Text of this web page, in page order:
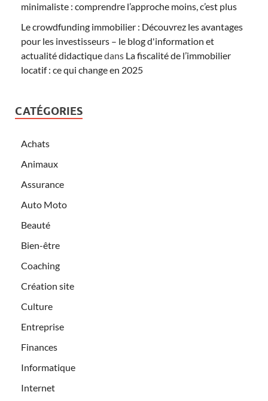
minimaliste : comprendre l’approche moins, c’est plus
Le crowdfunding immobilier : Découvrez les avantages
pour les investisseurs – le blog d'information et
actualité didactiquedans La fiscalité de l’immobilier
locatif : ce qui change en 2025
CATÉGORIES
Achats
Animaux
Assurance
Auto Moto
Beauté
Bien-être
Coaching
Création site
Culture
Entreprise
Finances
Informatique
Internet